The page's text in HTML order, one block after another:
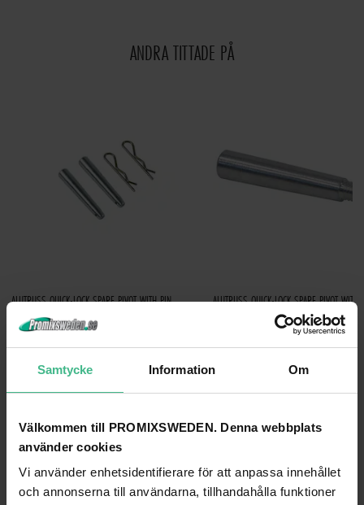
Samtycke Information Om
Välkommen till PROMIXSWEDEN. Denna webbplats
använder cookies
Vi använder enhetsidentifierare för att anpassa innehållet
och annonserna till användarna, tillhandahålla funktioner
ANDRA TITTADE PÅ
ALUTRUSS QUICK-LOCK SPARE PIVOT WITH PIN
Alutruss Quick-Lock reservpivot med stift
GÅ TILL PRODUKT
ALUTRUSS QUICK-LOCK SPARE PIVOT
GÅ TILL PRODUKT
ANDRA KUNDER KÖPTE OCKSÅ